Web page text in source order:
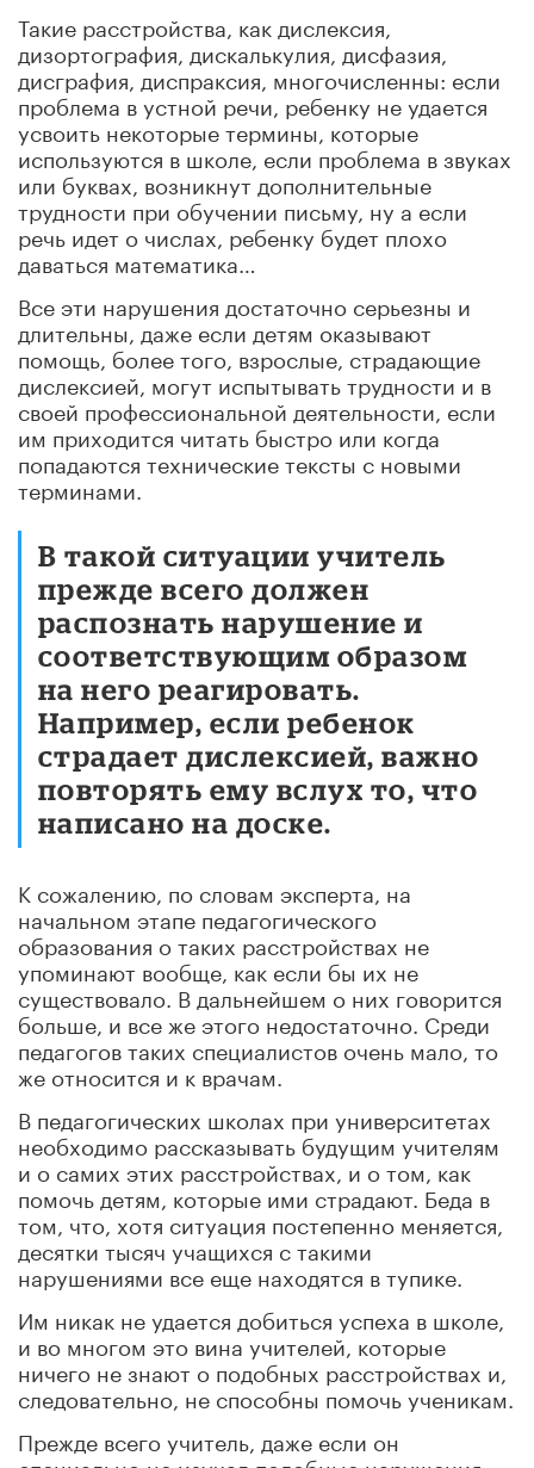
Такие расстройства, как дислексия,
дизортография, дискалькулия, дисфазия,
дисграфия, диспраксия, многочисленны: если
проблема в устной речи, ребенку не удается
усвоить некоторые термины, которые
используются в школе, если проблема в звуках
или буквах, возникнут дополнительные
трудности при обучении письму, ну а если
речь идет о числах, ребенку будет плохо
даваться математика…
Все эти нарушения достаточно серьезны и
длительны, даже если детям оказывают
помощь, более того, взрослые, страдающие
дислексией, могут испытывать трудности и в
своей профессиональной деятельности, если
им приходится читать быстро или когда
попадаются технические тексты с новыми
терминами.
В такой ситуации учитель
прежде всего должен
распознать нарушение и
соответствующим образом
на него реагировать.
Например, если ребенок
страдает дислексией, важно
повторять ему вслух то, что
написано на доске.
К сожалению, по словам эксперта, на
начальном этапе педагогического
образования о таких расстройствах не
упоминают вообще, как если бы их не
существовало. В дальнейшем о них говорится
больше, и все же этого недостаточно. Среди
педагогов таких специалистов очень мало, то
же относится и к врачам.
В педагогических школах при университетах
необходимо рассказывать будущим учителям
и о самих этих расстройствах, и о том, как
помочь детям, которые ими страдают. Беда в
том, что, хотя ситуация постепенно меняется,
десятки тысяч учащихся с такими
нарушениями все еще находятся в тупике.
Им никак не удается добиться успеха в школе,
и во многом это вина учителей, которые
ничего не знают о подобных расстройствах и,
следовательно, не способны помочь ученикам.
Прежде всего учитель, даже если он